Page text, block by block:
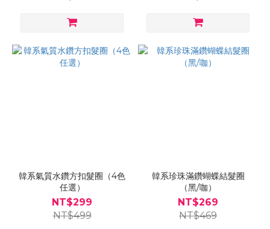
韓系氣質水鑽方扣髮圈（4色
任選）
NT$299
NT$499
韓系珍珠滿鑽蝴蝶結髮圈
（黑/咖）
NT$269
NT$469